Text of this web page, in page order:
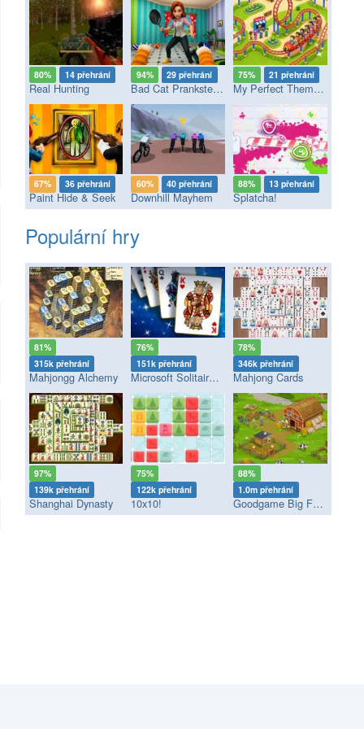
80% 14 přehrání
Real Hunting
94% 29 přehrání
Bad Cat Prankster - Mom’s Return
75% 21 přehrání
My Perfect Theme Park
67% 36 přehrání
Paint Hide & Seek
60% 40 přehrání
Downhill Mayhem
88% 13 přehrání
Splatcha!
Populární hry
81%
315k přehrání
Mahjongg Alchemy
76%
151k přehrání
Microsoft Solitaire Collection
78%
346k přehrání
Mahjong Cards
97%
139k přehrání
Shanghai Dynasty
75%
122k přehrání
10x10!
88%
1.0m přehrání
Goodgame Big Farm